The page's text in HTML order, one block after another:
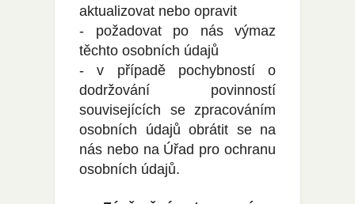
aktualizovat nebo opravit
- požadovat po nás výmaz
těchto osobních údajů
- v případě pochybností o
dodržování povinností
souvisejících se zpracováním
osobních údajů obrátit se na
nás nebo na Úřad pro ochranu
osobních údajů.